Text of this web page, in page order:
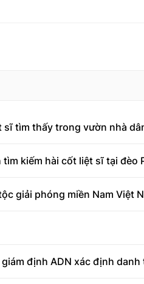
sĩ tìm thấy trong vườn nhà
kiếm hài cốt liệt sĩ tại đèo
giải phóng miền Nam Việt
định ADN xác định